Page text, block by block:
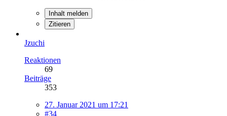
Inhalt melden
Zitieren
Jzuchi
Reaktionen
69
Beiträge
353
27. Januar 2021 um 17:21
#34